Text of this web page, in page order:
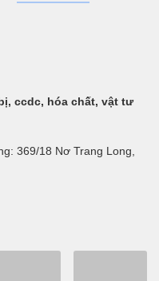
ccdc, hóa chất, vật tư
369/18 Nơ Trang Long,